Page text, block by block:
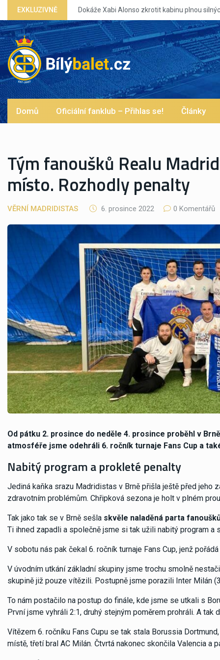
EXKLUZIVNĚ
Domů Oficiální fanklub – Přihlas se! Články
Tým fanoušků Realu
místo. Rozhodly penalty
VĚRNÍ MADRIDISTAS 6. prosince 2022 0 Komentářů
Od pátku 2. prosince do neděle 4. prosince proběhl v
atmosféře jsme odehráli 6. ročník turnaje Fans Cup a
Nabitý program a prokleté penalty
Jediná kaňka srazu Madridistas v Brně přišla ještě před
zdravotním problémům. Chřipková sezona je holt v plném
Tak jako tak se v Brně sešla skvěle naladěná parta
Ti ihned zapadli a společně jsme si tak užili nabitý program a
V sobotu nás pak čekal 6. ročník turnaje Fans Cup, jenž
V úvodním utkání základní skupiny jsme trochu smolně
skupině již pouze vítězili. Postupně jsme porazili Inter Milán
To nám postačilo na postup do finále, kde jsme se utkali s
První jsme vyhráli 2:1, druhý stejným poměrem prohráli. A tak
Vítězem 6. ročníku Fans Cupu se tak stala Borussia
místě, třetí bral AC Milán. Čtvrtá nakonec skončila Valencia a